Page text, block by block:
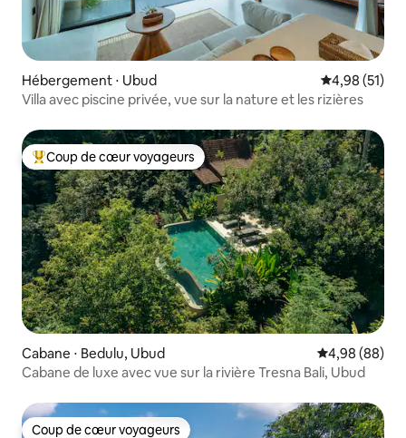
Hébergement ⋅ Ubud Évaluation
4,98 (51)
Villa avec piscine privée, vue sur la nature et les rizières
Coups de cœur voyageurs les plus appréciés
Coup de cœur voyageurs
Cabane ⋅ Bedulu, Ubud Évaluation
4,98 (88)
Cabane de luxe avec vue sur la rivière Tresna Bali, Ubud
Coup de cœur voyageurs